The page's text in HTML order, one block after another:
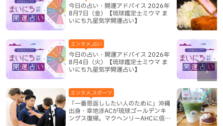
今日の占い・開運アドバイス 2026年
8月7日（金）【琉球鑑定士ミウマ ま
いにち九星気学開運占い】
今日の占い・開運アドバイス 2026年
8月4日（火）【琉球鑑定士ミウマ ま
いにち九星気学開運占い】
エンタメ,占い
「一番恩返ししたい人のために」沖縄
出身・幸地渉ACが琉球ゴールデンキ
ングス復帰。マクヘンリーAHCに信頼
エンタメ,スポーツ